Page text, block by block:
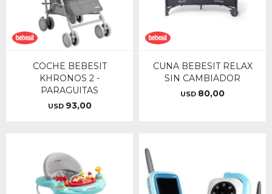
COCHE BEBESIT
KHRONOS 2 -
PARAGUITAS
USD 93,00
CUNA BEBESIT RELAX
SIN CAMBIADOR
USD 80,00